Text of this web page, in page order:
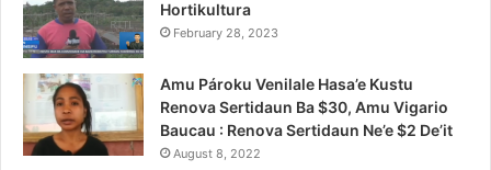
Hortikultura
February 28, 2023
Amu Pároku Venilale Hasa’e Kustu
Renova Sertidaun Ba $30, Amu Vigario
Baucau : Renova Sertidaun Ne’e $2 De’it
August 8, 2022